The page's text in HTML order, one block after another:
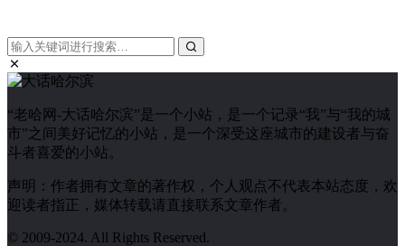
“老哈网-大话哈尔滨”是一个小站，是一个记录“我”与“我的城
市”之间美好记忆的小站，是一个深受这座城市的建设者与奋
斗者喜爱的小站。
声明：作者拥有文章的著作权，个人观点不代表本站态度，欢
迎读者指正，媒体转载请直接联系文章作者。
© 2009-2024. All Rights Reserved.